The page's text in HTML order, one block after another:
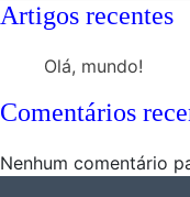
Artigos recentes
Olá, mundo!
Comentários
Nenhum comentário